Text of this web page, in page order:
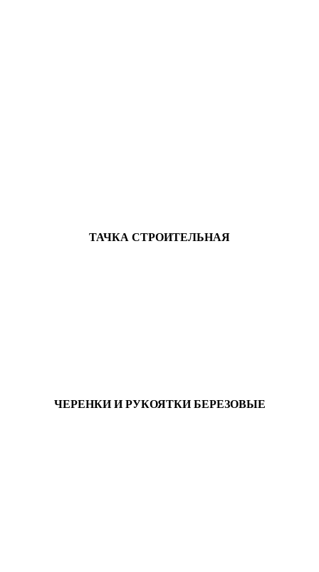
ТАЧКА СТРОИТЕЛЬНАЯ
ЧЕРЕНКИ И РУКОЯТКИ БЕРЕЗОВЫЕ